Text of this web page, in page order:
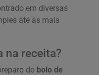
em diversas
até as mais
na receita?
do bolo de